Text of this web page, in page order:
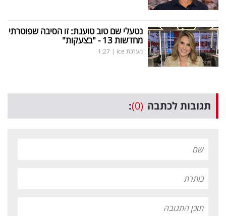
נטעלי שם טוב טוענת: זו הסיבה שפוטרתי
מחדשות 13 - "בצעקות"
מערכת ice |
1:27
תגובות לכתבה (0)
: